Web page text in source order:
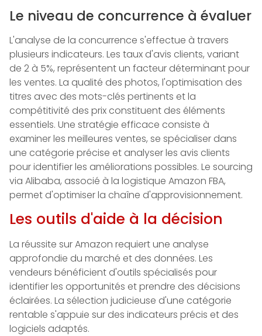
Le niveau de concurrence à évaluer
L'analyse de la concurrence s'effectue à travers
plusieurs indicateurs. Les taux d'avis clients, variant
de 2 à 5%, représentent un facteur déterminant pour
les ventes. La qualité des photos, l'optimisation des
titres avec des mots-clés pertinents et la
compétitivité des prix constituent des éléments
essentiels. Une stratégie efficace consiste à
examiner les meilleures ventes, se spécialiser dans
une catégorie précise et analyser les avis clients
pour identifier les améliorations possibles. Le sourcing
via Alibaba, associé à la logistique Amazon FBA,
permet d'optimiser la chaîne d'approvisionnement.
Les outils d'aide à la décision
La réussite sur Amazon requiert une analyse
approfondie du marché et des données. Les
vendeurs bénéficient d'outils spécialisés pour
identifier les opportunités et prendre des décisions
éclairées. La sélection judicieuse d'une catégorie
rentable s'appuie sur des indicateurs précis et des
logiciels adaptés.